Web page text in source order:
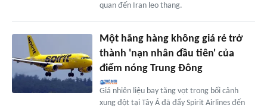
quan đến Iran leo thang.
Một hãng hàng không giá rẻ trở
thành 'nạn nhân đầu tiên' của
điểm nóng Trung Đông
Giá nhiên liệu bay tăng vọt trong bối cảnh
xung đột tại Tây Á đã đẩy Spirit Airlines đến